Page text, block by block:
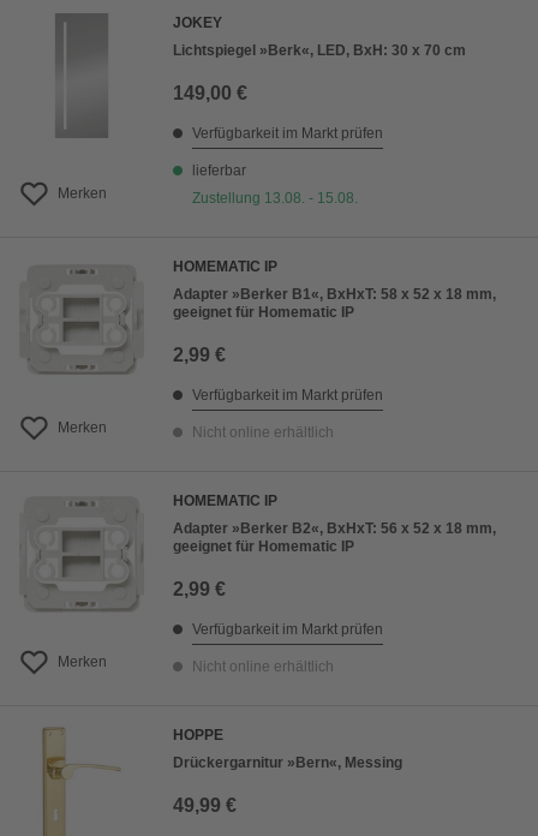
Preis aufsteigend
Preis absteigend
Merken
JOKEY
Lichtspiegel »Berk«, LED, BxH: 30 x 70 cm
149,00 €
Verfügbarkeit im Markt prüfen
lieferbar
Zustellung 13.08. - 15.08.
Merken
HOMEMATIC IP
Adapter »Berker B1«, BxHxT: 58 x 52 x 18 mm,
geeignet für Homematic IP
2,99 €
Verfügbarkeit im Markt prüfen
Nicht online erhältlich
Merken
HOMEMATIC IP
Adapter »Berker B2«, BxHxT: 56 x 52 x 18 mm,
geeignet für Homematic IP
2,99 €
Verfügbarkeit im Markt prüfen
Nicht online erhältlich
HOPPE
Drückergarnitur »Bern«, Messing
49,99 €